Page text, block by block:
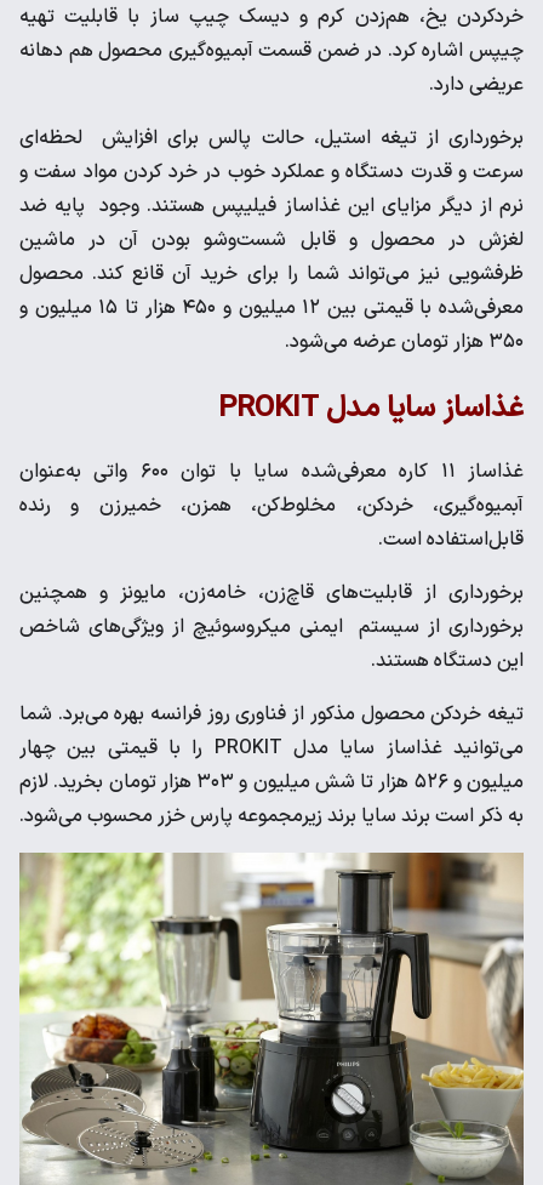
خردکردن یخ، هم‌زدن کرم و دیسک چیپ ساز با قابلیت تهیه
چیپس اشاره کرد. در ضمن قسمت آبمیوه‌گیری محصول هم دهانه
عریضی دارد.
برخورداری از تیغه استیل، حالت پالس برای افزایش لحظه‌ای
سرعت و قدرت دستگاه و عملکرد خوب در خرد کردن مواد سفت و
نرم از دیگر مزایای این غذاساز فیلیپس هستند. وجود پایه ضد
لغزش در محصول و قابل شست‌وشو بودن آن در ماشین
ظرفشویی نیز می‌تواند شما را برای خرید آن قانع کند. محصول
معرفی‌شده با قیمتی بین ۱۲ میلیون و ۴۵۰ هزار تا ۱۵ میلیون و
۳۵۰ هزار تومان عرضه می‌شود.
غذاساز سایا مدل PROKIT
غذاساز ۱۱ کاره معرفی‌شده سایا با توان ۶۰۰ واتی به‌عنوان
آبمیوه‌گیری، خردکن، مخلوط‌کن، همزن، خمیرزن و رنده
قابل‌استفاده است.
برخورداری از قابلیت‌های قاچ‌زن، خامه‌زن، مایونز و همچنین
برخورداری از سیستم ایمنی میکروسوئیچ از ویژگی‌های شاخص
این دستگاه هستند.
تیغه خردکن محصول مذکور از فناوری روز فرانسه بهره می‌برد. شما
می‌توانید غذاساز سایا مدل PROKIT را با قیمتی بین چهار
میلیون و ۵۲۶ هزار تا شش میلیون و ۳۰۳ هزار تومان بخرید. لازم
به ذکر است برند سایا برند زیرمجموعه پارس خزر محسوب می‌شود.